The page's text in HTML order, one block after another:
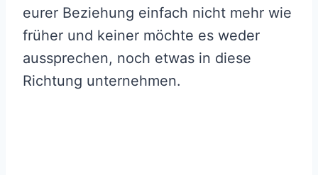
eurer Beziehung einfach nicht mehr wie
früher und keiner möchte es weder
aussprechen, noch etwas in diese
Richtung unternehmen.